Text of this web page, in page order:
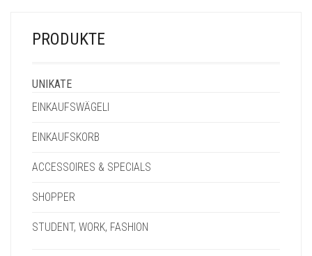
PRODUKTE
UNIKATE
EINKAUFSWÄGELI
EINKAUFSKORB
ACCESSOIRES & SPECIALS
SHOPPER
STUDENT, WORK, FASHION